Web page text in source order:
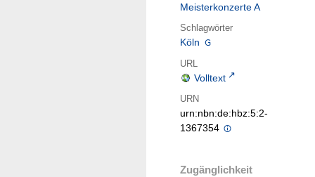
Meisterkonzerte A
Schlagwörter
Köln
URL
Volltext
URN
urn:nbn:de:hbz:5:2-
1367354
Zugänglichkeit